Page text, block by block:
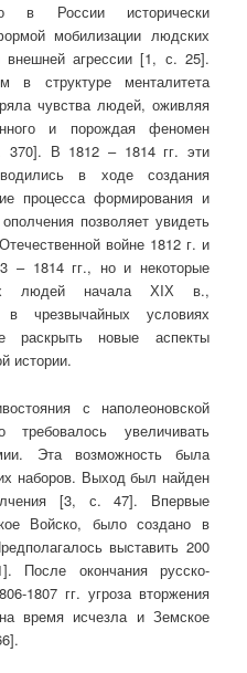
в России исторически
мобилизации людских
внешней агрессии [1, с. 25].
в структуре менталитета
чувства людей, оживляя
и порождая феномен
370]. В 1812 – 1814 гг. эти
в ходе создания
процесса формирования и
позволяет увидеть
войне 1812 г. и
– 1814 гг., но и некоторые
людей начала ХIХ в.,
чрезвычайных условиях
раскрыть новые аспекты
истории.
с наполеоновской
требовалось увеличивать
Эта возможность была
наборов. Выход был найден
[3, с. 47]. Впервые
Войско, было создано в
выставить 200
После окончания русско-
1807 гг. угроза вторжения
время исчезла и Земское